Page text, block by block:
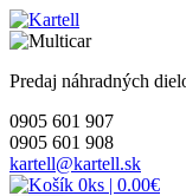
Skip
to
Predaj náhradných
0905 601 907
0905 601 908
kartell@kartell.sk
0ks | 0.00€